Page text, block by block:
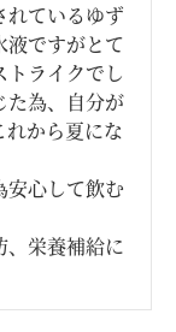
れているゆず
液ですがとて
トライクでし
た為、自分が
から夏にな
安心して飲む
、栄養補給に